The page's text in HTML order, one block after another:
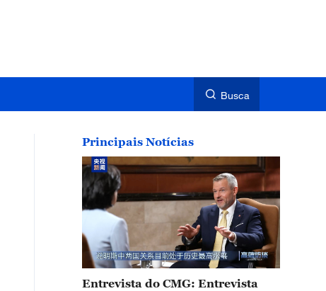
Busca
Principais Notícias
Entrevista do CMG: Entrevista